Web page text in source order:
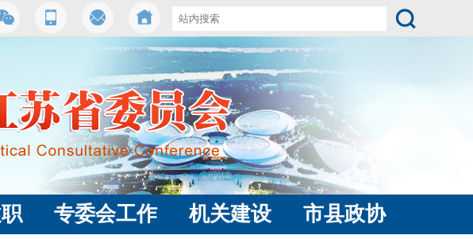
专委会工作 机关建设 市县政协